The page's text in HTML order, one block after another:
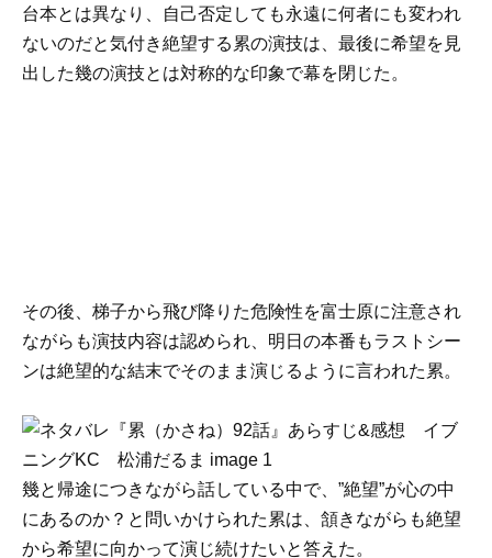
台本とは異なり、自己否定しても永遠に何者にも変われ
ないのだと気付き絶望する累の演技は、最後に希望を見
出した幾の演技とは対称的な印象で幕を閉じた。
その後、梯子から飛び降りた危険性を富士原に注意され
ながらも演技内容は認められ、明日の本番もラストシー
ンは絶望的な結末でそのまま演じるように言われた累。
幾と帰途につきながら話している中で、”絶望”が心の中
にあるのか？と問いかけられた累は、頷きながらも絶望
から希望に向かって演じ続けたいと答えた。